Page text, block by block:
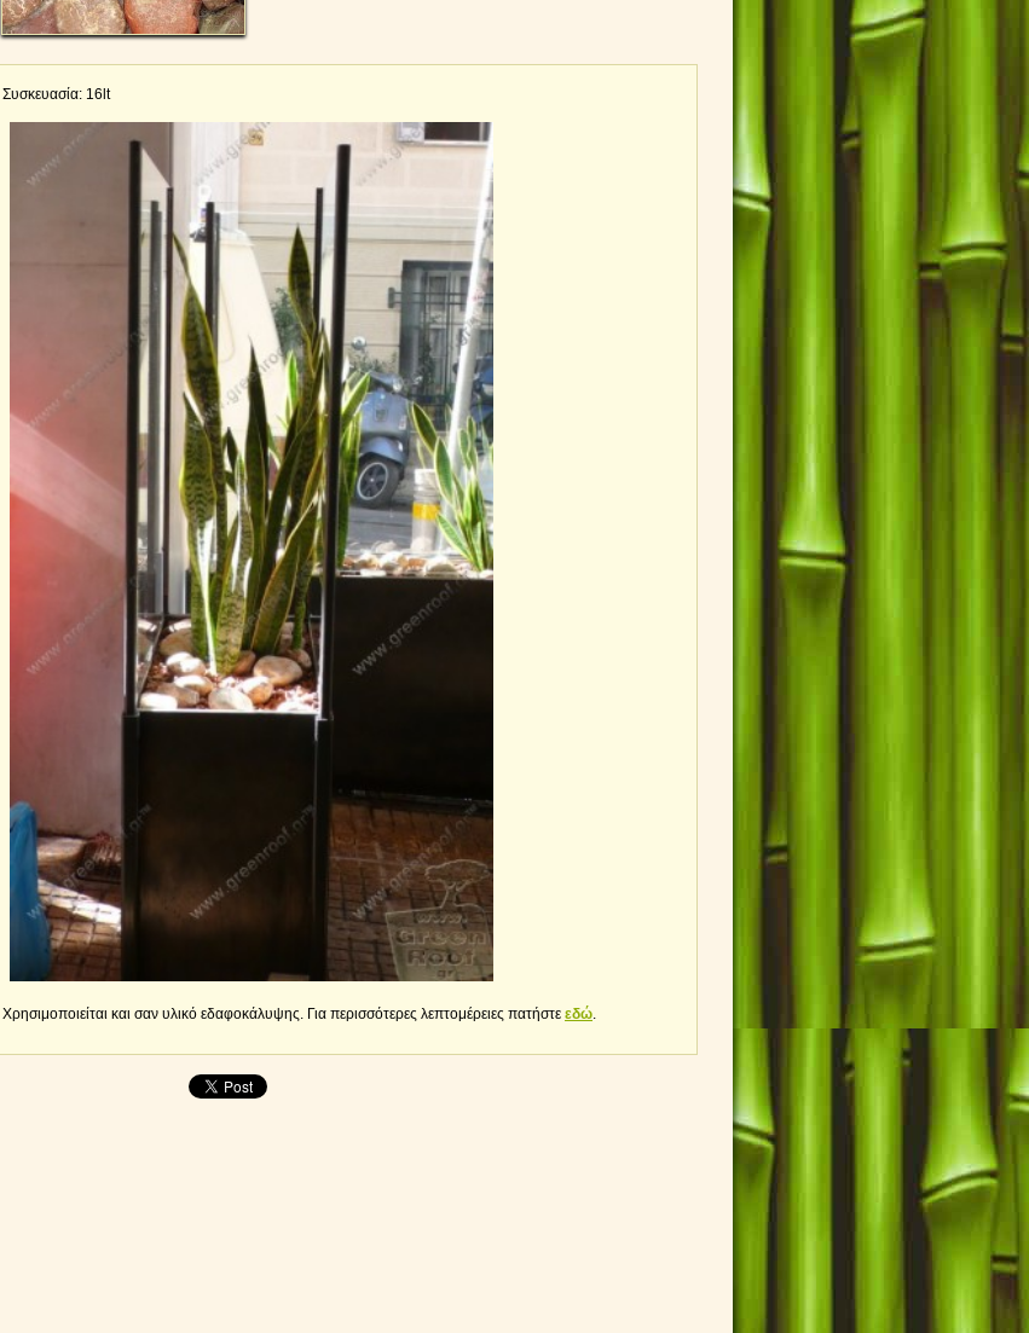
Συσκευασία: 16lt
Χρησιμοποιείται και σαν υλικό εδαφοκάλυψης. Για περισσότερες λεπτομέρειες πατήστε εδώ.